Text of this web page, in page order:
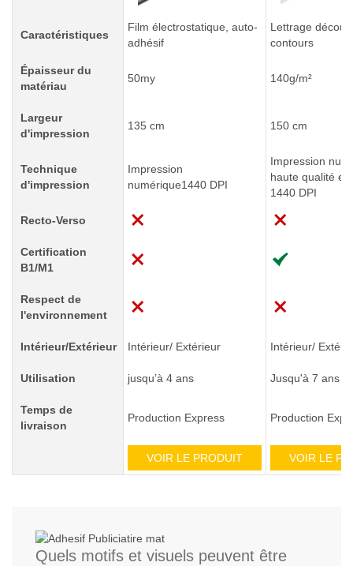
Caractéristiques
Film électrostatique, auto-
adhésif
Lettrage
contours
Épaisseur du
matériau
50my 140g/m²
Largeur
d'impression
135 cm 150 cm
Technique
d'impression
Impression
numérique1440 DPI
Impression
haute qualité
1440 DPI
Recto-Verso
Certification
B1/M1
Respect de
l'environnement
Intérieur/Extérieur Intérieur/ Extérieur Intérieur/
Utilisation jusqu’à 4 ans Jusqu'à 7 ans
Temps de
livraison
Production Express Production
VOIR LE PRODUIT VOIR LE
Quels motifs et visuels peuvent être